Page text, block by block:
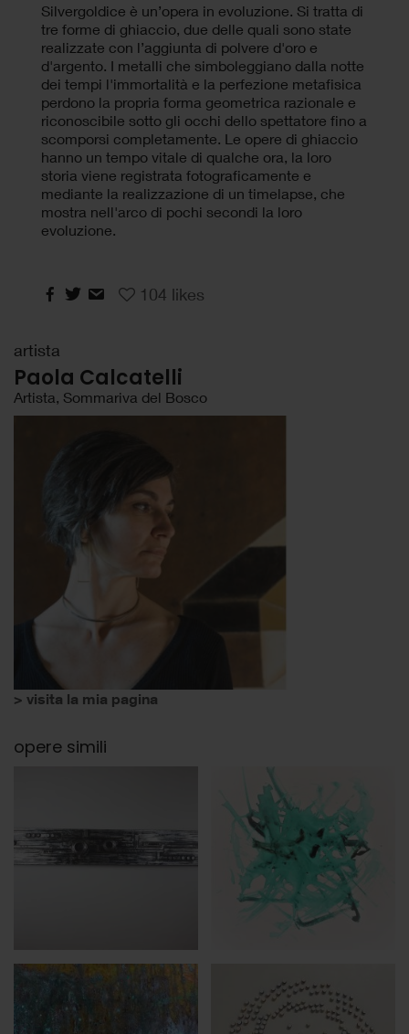
Silvergoldice è un’opera in evoluzione. Si tratta di
tre forme di ghiaccio, due delle quali sono state
realizzate con l’aggiunta di polvere d'oro e
d'argento. I metalli che simboleggiano dalla notte
dei tempi l'immortalità e la perfezione metafisica
perdono la propria forma geometrica razionale e
riconoscibile sotto gli occhi dello spettatore fino a
scomporsi completamente. Le opere di ghiaccio
hanno un tempo vitale di qualche ora, la loro
storia viene registrata fotograficamente e
mediante la realizzazione di un timelapse, che
mostra nell'arco di pochi secondi la loro
evoluzione.
104 likes
artista
Paola Calcatelli
Artista, Sommariva del Bosco
> visita la mia pagina
opere simili